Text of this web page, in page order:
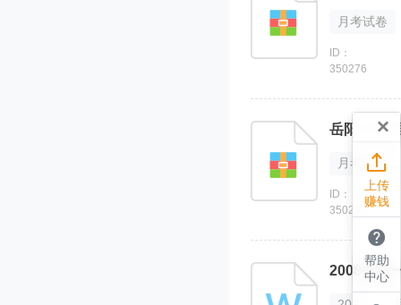
月考试卷
ID：
350276
岳阳2016
月考试卷
ID：
350283
2008年高
×

上传
赚钱

帮助
中心